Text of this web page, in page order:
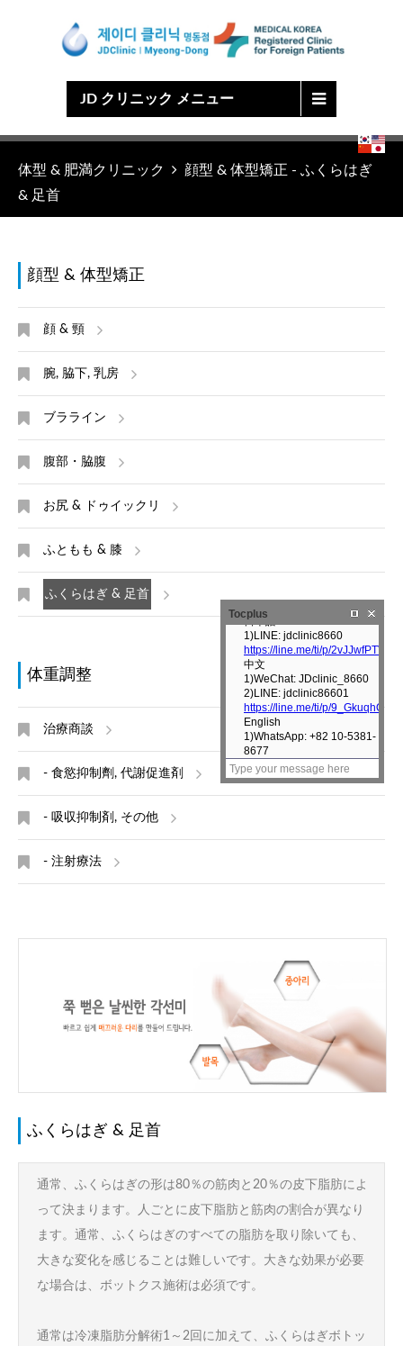
JD クリニック メニュー
Korean
English
Chinese
Japanese
体型 & 肥満クリニック
顔型 & 体型矯正 - ふくらはぎ
& 足首
顔型 & 体型矯正
顔 & 頸
腕, 脇下, 乳房
ブラライン
腹部・脇腹
お尻 & ドゥイックリ
ふともも & 膝
ふくらはぎ & 足首
体重調整
治療商談
- 食慾抑制劑, 代謝促進剤
- 吸収抑制剤, その他
- 注射療法
ふくらはぎ & 足首
通常、ふくらはぎの形は80％の筋肉と20％の皮下脂肪によ
って決まります。人ごとに皮下脂肪と筋肉の割合が異なり
ます。通常、ふくらはぎのすべての脂肪を取り除いても、
大きな変化を感じることは難しいです。大きな効果が必要
な場合は、ボットクス施術は必須です。
通常は冷凍脂肪分解術1～2回に加えて、ふくらはぎボトッ
Tocplus